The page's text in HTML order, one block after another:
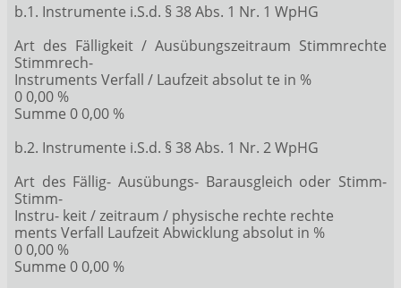
b.1. Instrumente i.S.d. § 38 Abs. 1 Nr. 1 WpHG
Art des Fälligkeit / Ausübungszeitraum Stimmrechte
Stimmrech-
Instruments Verfall / Laufzeit absolut te in %
0 0,00 %
Summe 0 0,00 %
b.2. Instrumente i.S.d. § 38 Abs. 1 Nr. 2 WpHG
Art des Fällig- Ausübungs- Barausgleich oder Stimm-
Stimm-
Instru- keit / zeitraum / physische rechte rechte
ments Verfall Laufzeit Abwicklung absolut in %
0 0,00 %
Summe 0 0,00 %